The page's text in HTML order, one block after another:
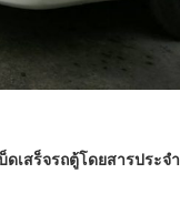
เสร็จรถตู้โดยสารประจำ